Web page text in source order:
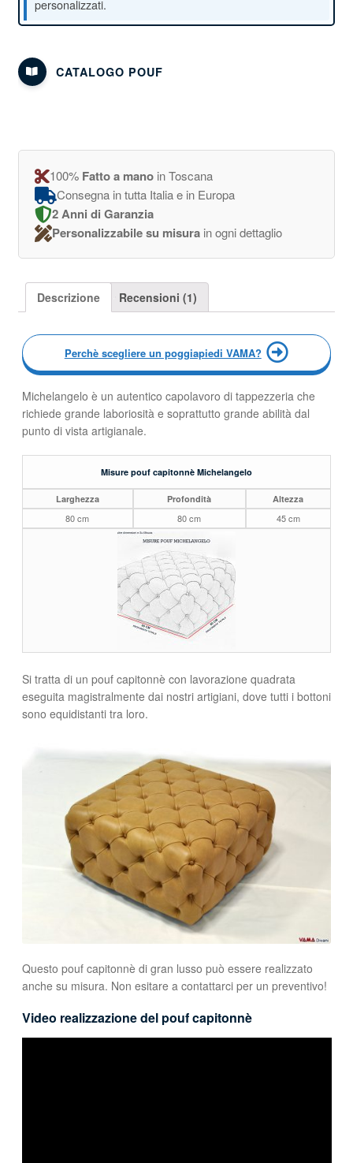
CATALOGO POUF
100% Fatto a manoin Toscana
Consegna in tutta Italia e in Europa
2 Anni di Garanzia
Personalizzabile su misurain ogni dettaglio
Descrizione Recensioni (1)
Perchè scegliere un poggiapiedi VAMA?
Michelangelo è un autentico capolavoro di tappezzeria che
richiede grande laboriosità e soprattutto grande abilità dal
punto di vista artigianale.
Misure pouf capitonnè Michelangelo
Larghezza Profondità Altezza
80 cm 80 cm 45 cm
Si tratta di un pouf capitonnè con lavorazione quadrata
eseguita magistralmente dai nostri artigiani, dove tutti i bottoni
sono equidistanti tra loro.
Questo pouf capitonnè di gran lusso può essere realizzato
anche su misura. Non esitare a contattarci per un preventivo!
Video realizzazione del pouf capitonnè